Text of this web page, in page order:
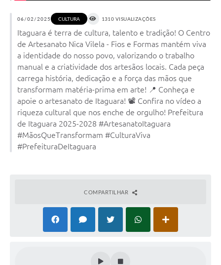
06/02/2025 CULTURA 1310 VISUALIZAÇÕES
Itaguara é terra de cultura, talento e tradição! O Centro
de Artesanato Nica Vilela - Fios e Formas mantém viva
a identidade do nosso povo, valorizando o trabalho
manual e a criatividade dos artesãos locais. Cada peça
carrega história, dedicação e a força das mãos que
transformam matéria-prima em arte! 📍 Conheça e
apoie o artesanato de Itaguara! 📽️ Confira no vídeo a
riqueza cultural que nos enche de orgulho! Prefeitura
de Itaguara 2025-2028 #ArtesanatoItaguara
#MãosQueTransformam #CulturaViva
#PrefeituraDeItaguara
COMPARTILHAR